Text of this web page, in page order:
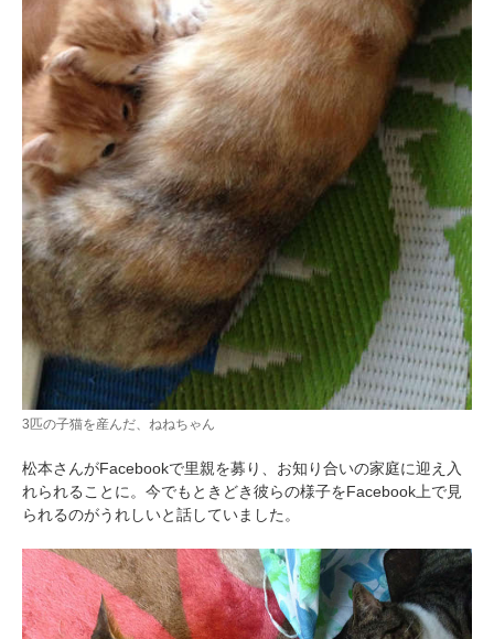
3匹の子猫を産んだ、ねねちゃん
松本さんがFacebookで里親を募り、お知り合いの家庭に迎え入
れられることに。今でもときどき彼らの様子をFacebook上で見
られるのがうれしいと話していました。